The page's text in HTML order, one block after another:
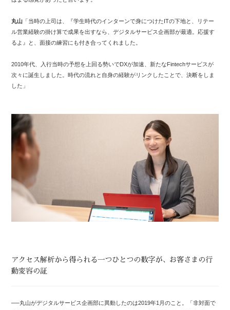
丸山 「当時の上司は、『学生時代のインターンで身につけたITの下地と、リテー
ル営業経験の掛け算で成果を出すなら、デジタルサービス企画部が最適。応援す
るよ』と、面接の練習にも付き合ってくれました。
2010年代、入行当時の予想を上回る勢いでDXが加速、新たなFintechサービスが
次々に誕生しました。時代の流れと自身の経験がリンクしたことで、決断をしま
した」
アクセス解析から得られる一つひとつの数字が、お客さまの行
動変容の証
──丸山がデジタルサービス企画部に異動したのは2019年1月のこと。「非対面で